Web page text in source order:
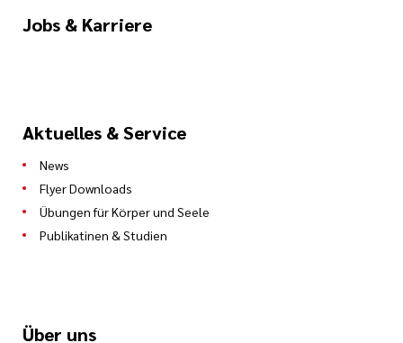
Jobs & Karriere
Aktuelles & Service
News
Flyer Downloads
Übungen für Körper und Seele
Publikatinen & Studien
Über uns